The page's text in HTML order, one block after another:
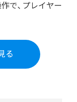
で、プレイヤー
る